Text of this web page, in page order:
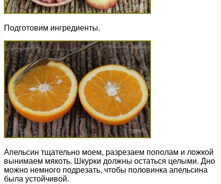
Подготовим ингредиенты.
Апельсин тщательно моем, разрезаем пополам и ложкой
вынимаем мякоть. Шкурки должны остаться целыми. Дно
можно немного подрезать, чтобы половинка апельсина
была устойчивой.